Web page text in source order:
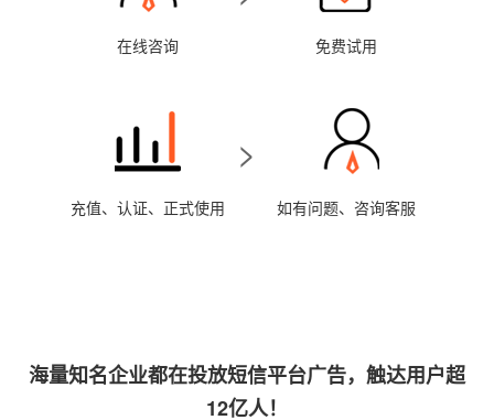
在线咨询 免费试用
充值、认证、正式使用
>
如有问题、咨询客服
海量知名企业都在投放短信平台广告，触达用户超
12亿人！